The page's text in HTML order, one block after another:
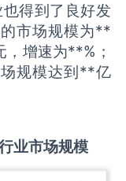
得到了良好发
市场规模为**
增速为**%；
规模达到**亿
业市场规模